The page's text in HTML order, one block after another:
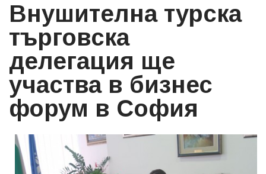
Внушителна турска
търговска
делегация ще
участва в бизнес
форум в София